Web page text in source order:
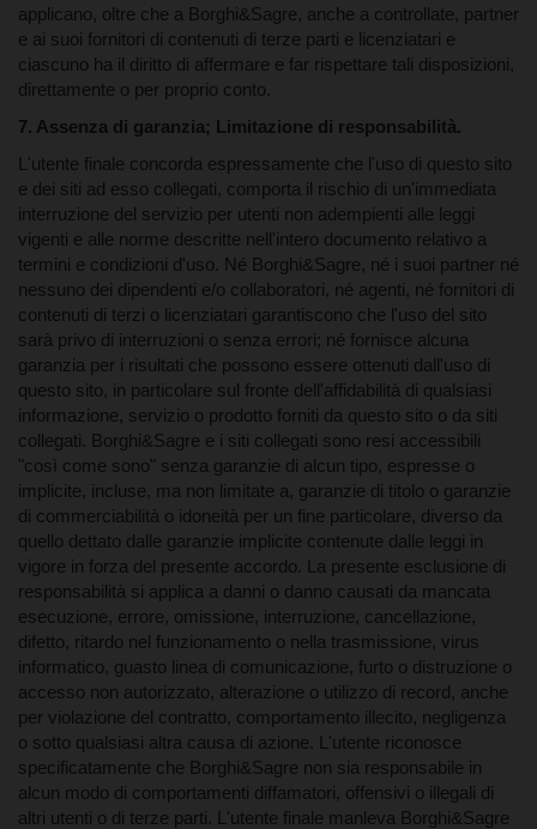
applicano, oltre che a Borghi&Sagre, anche a controllate, partner
e ai suoi fornitori di contenuti di terze parti e licenziatari e
ciascuno ha il diritto di affermare e far rispettare tali disposizioni,
direttamente o per proprio conto.
7. Assenza di garanzia; Limitazione di responsabilità.
L'utente finale concorda espressamente che l'uso di questo sito
e dei siti ad esso collegati, comporta il rischio di un'immediata
interruzione del servizio per utenti non adempienti alle leggi
vigenti e alle norme descritte nell'intero documento relativo a
termini e condizioni d'uso. Né Borghi&Sagre, né i suoi partner né
nessuno dei dipendenti e/o collaboratori, né agenti, né fornitori di
contenuti di terzi o licenziatari garantiscono che l'uso del sito
sarà privo di interruzioni o senza errori; né fornisce alcuna
garanzia per i risultati che possono essere ottenuti dall'uso di
questo sito, in particolare sul fronte dell'affidabilità di qualsiasi
informazione, servizio o prodotto forniti da questo sito o da siti
collegati. Borghi&Sagre e i siti collegati sono resi accessibili
"così come sono" senza garanzie di alcun tipo, espresse o
implicite, incluse, ma non limitate a, garanzie di titolo o garanzie
di commerciabilità o idoneità per un fine particolare, diverso da
quello dettato dalle garanzie implicite contenute dalle leggi in
vigore in forza del presente accordo. La presente esclusione di
responsabilità si applica a danni o danno causati da mancata
esecuzione, errore, omissione, interruzione, cancellazione,
difetto, ritardo nel funzionamento o nella trasmissione, virus
informatico, guasto linea di comunicazione, furto o distruzione o
accesso non autorizzato, alterazione o utilizzo di record, anche
per violazione del contratto, comportamento illecito, negligenza
o sotto qualsiasi altra causa di azione. L'utente riconosce
specificatamente che Borghi&Sagre non sia responsabile in
alcun modo di comportamenti diffamatori, offensivi o illegali di
altri utenti o di terze parti. L'utente finale manleva Borghi&Sagre
7. Assenza di garanzia; Limitazione di responsabilità.